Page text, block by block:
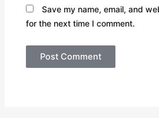
Save my name, email, and
for the next time I comment.